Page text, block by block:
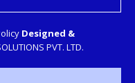
Designed &
PVT. LTD.